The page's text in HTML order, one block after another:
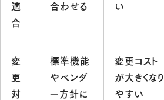
適
合
合わせる
い
変
更
対
標準機能
やベンダ
ー方針に
変更コスト
が大きくなり
やすい